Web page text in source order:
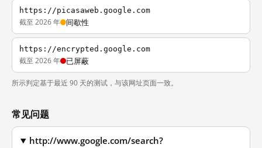
https://picasaweb.google.com
截至 2026 年 间歇性
https://encrypted.google.com
截至 2026 年 已屏蔽
所示判定基于最近 90 天的测试，与该网址页面一致。
常见问题
http://www.google.com/search?